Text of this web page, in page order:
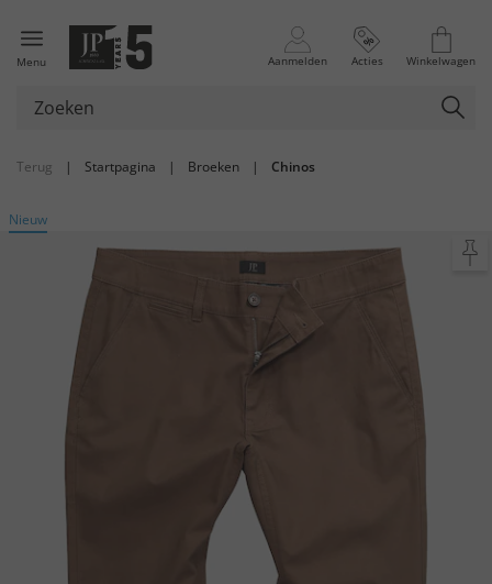
Menu Aanmelden Acties Winkelwagen
Terug | Startpagina | Broeken | Chinos
Nieuw